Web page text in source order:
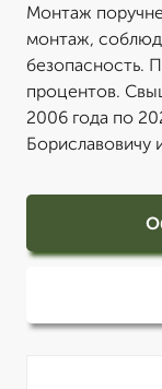
Монтаж
монтаж,
безопасность.
процентов.
2006 года по
Бориславовичу